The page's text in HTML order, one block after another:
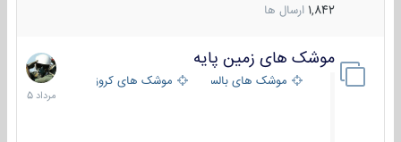
1,842 ارسال ها
موشک های زمین پایه
موشک های بالستیک موشک های کروز
2
مرداد
1405